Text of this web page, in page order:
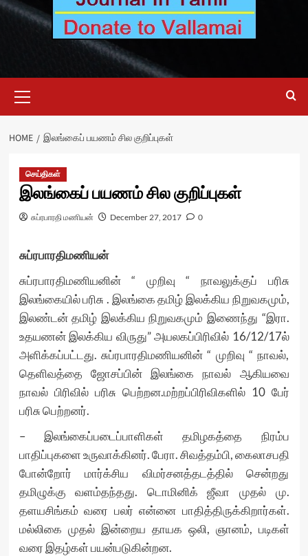
Menu
HOME இலங்கைப் பயணம் சில குறிப்புகள்
செய்திகள்
இலங்கைப் பயணம் சில குறிப்புகள்
சுப்ரபாரதி மணியன் December 27, 2017 0
சுப்ரபாரதிமணியன்
சுப்ரபாரதிமணியனின் “ முறிவு “ நாவலுக்குப் பரிசு
இலங்கையில் பரிசு . இலங்கை தமிழ் இலக்கிய நிறுவகமும்,
இலண்டன் தமிழ் இலக்கிய நிறுவகமும் இணைந்து “இரா.
உதயணன் இலக்கிய விருது” அயலகப்பிரிவில் 16/12/17ல்
அளிக்கப்பட்டது. சுப்ரபாரதிமணியனின் “ முறிவு “ நாவல்,
தெளிவத்தை ஜோசப்பின் இலங்கை நாவல் ஆகியவை
நாவல் பிரிவில் பரிசு பெற்றன.மற்றப்பிரிவிகளில் 10 பேர்
பரிசு பெற்றனர்.
– இலங்கைப்படைப்பாளிகள் தமிழகத்தை நிரம்ப
பாதிப்புகளை உருவாக்கினர். பேரா. சிவத்தம்பி, கைலாசபதி
போன்றோர் மார்க்சிய விமர்சனத்தடத்தில் சென்றது
தமிழுக்கு வளம்தந்தது. டொமினிக் ஜீவா முதல் மு.
தளயசிங்கம் வரை பலர் என்னை பாதித்திருக்கிறார்கள்.
மல்லிகை முதல் இன்றைய தாயக ஒலி, ஞானம், படிகள்
வரை இதழ்கள் பயன்படுகின்றன.